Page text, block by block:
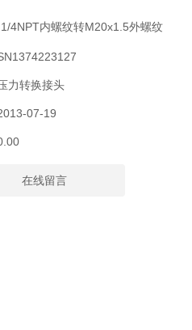
1/4NPT内螺纹转M20x1.5外螺纹
力转换接头
07-19
在线留言